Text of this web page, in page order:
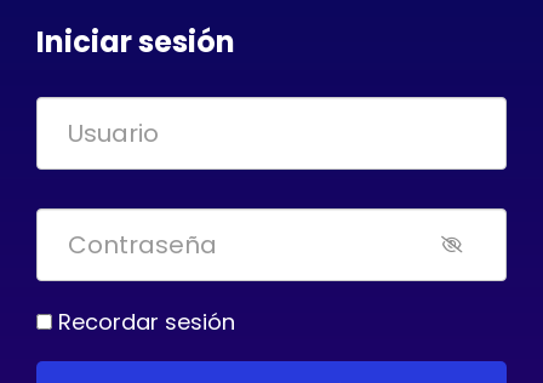
Iniciar sesión
Recordar sesión